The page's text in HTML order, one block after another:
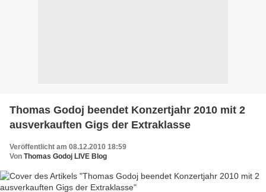
Thomas Godoj beendet Konzertjahr 2010 mit 2
ausverkauften Gigs der Extraklasse
Veröffentlicht am 08.12.2010 18:59
Von Thomas Godoj LIVE Blog